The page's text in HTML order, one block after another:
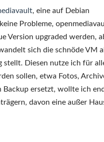
, eine auf Debian
Probleme,
Version upgraded werden,
sich die schnöde VM
stellt. Diesen nutze ich für
sollen, etwa Fotos,
Backup ersetzt, wollte ich
davon eine außer